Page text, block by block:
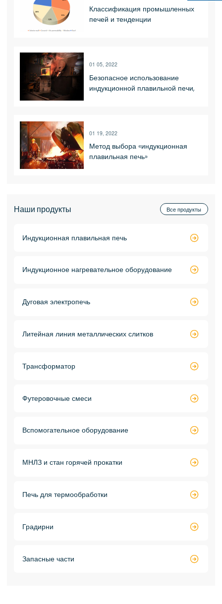
Классификация промышленных
печей и тенденции
01 05, 2022
Безопасное использование
индукционной плавильной печи,
01 19, 2022
Метод выбора «индукционная
плавильная печь»
Наши продукты Все продукты
Индукционная плавильная печь 
Индукционное нагревательное оборудование 
Дуговая электропечь 
Литейная линия металлических слитков 
Трансформатор 
Футеровочные смеси 
Вспомогательное оборудование 
МНЛЗ и стан горячей прокатки 
Печь для термообработки 
Градирни 
Запасные части 